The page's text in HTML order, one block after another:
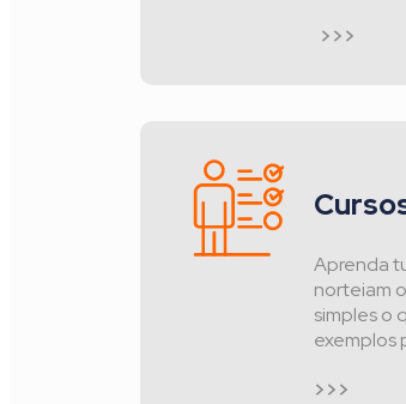
>>>
Aprenda
norteiam
simples o
exemplos
>>>